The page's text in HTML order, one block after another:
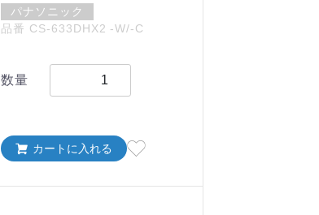
パナソニック
品番 CS-633DHX2 -W/-C
数量
カートに入れる